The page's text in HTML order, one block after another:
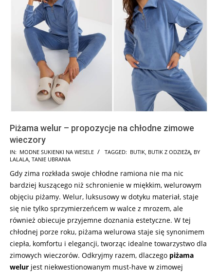
Piżama welur – propozycje na chłodne zimowe
wieczory
2024-
01-
19
IN: MODNE SUKIENKI NA WESELE TAGGED: BUTIK BUTIK Z ODZIEŻĄ BY
LALALA TANIE UBRANIA
Gdy zima rozkłada swoje chłodne ramiona nie ma nic
bardziej kuszącego niż schronienie w miękkim, welurowym
objęciu piżamy. Welur, luksusowy w dotyku materiał, staje
się nie tylko sprzymierzeńcem w walce z mrozem, ale
również obiecuje przyjemne doznania estetyczne. W tej
chłodnej porze roku, piżama welurowa staje się synonimem
ciepła, komfortu i elegancji, tworząc idealne towarzystwo dla
zimowych wieczorów. Odkryjmy razem, dlaczego piżama
welur jest niekwestionowanym must-have w zimowej